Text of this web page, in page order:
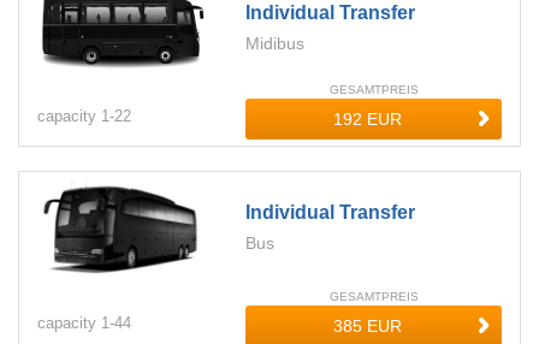
Individual Transfer
Midibus
capacity 1-22
GESAMTPREIS
Individual Transfer
Bus
capacity 1-44
GESAMTPREIS